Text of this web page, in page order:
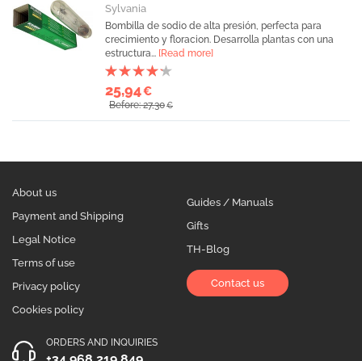
Sylvania
Bombilla de sodio de alta presión, perfecta para
crecimiento y floracion. Desarrolla plantas con una
estructura... [Read more]
25,94€
Before: 27,30€
About us
Payment and Shipping
Legal Notice
Terms of use
Privacy policy
Cookies policy
Guides / Manuals
Gifts
TH-Blog
Contact us
ORDERS AND INQUIRIES